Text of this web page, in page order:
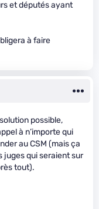
et députés ayant
à faire
possible,
à n’importe qui
au CSM (mais ça
juges qui seraient sur
tout).